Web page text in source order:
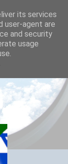
několika, které
its services
user-agent are
and security
usage